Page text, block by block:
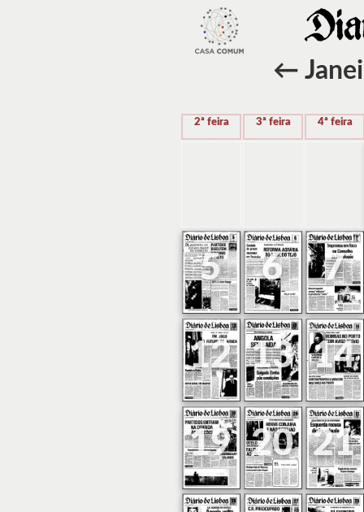
←
2ª feira 3ª feira 4ª feira
5 6 7
12 13 14
19 20 21